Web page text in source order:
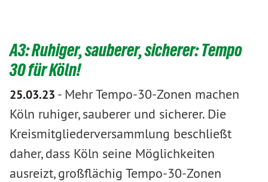
A3: Ruhiger, sauberer, sicherer: Tempo
30 für Köln!
25.03.23 - Mehr Tempo-30-Zonen machen
Köln ruhiger, sauberer und sicherer. Die
Kreismitgliederversammlung beschließt
daher, dass Köln seine Möglichkeiten
ausreizt, großflächig Tempo-30-Zonen